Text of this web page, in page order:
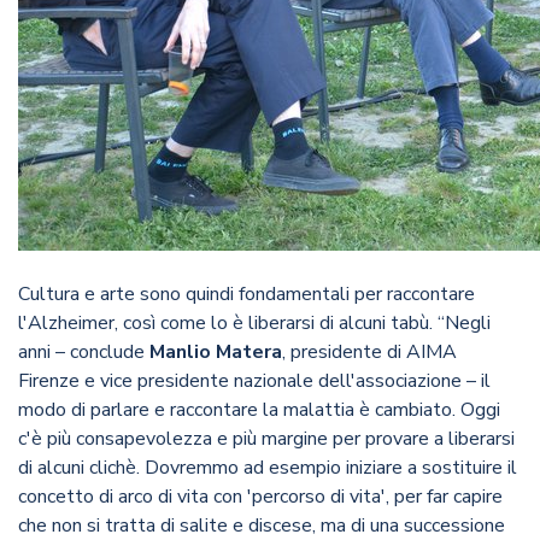
Cultura e arte sono quindi fondamentali per raccontare
l'Alzheimer, così come lo è liberarsi di alcuni tabù. “Negli
anni – conclude Manlio Matera, presidente di AIMA
Firenze e vice presidente nazionale dell'associazione – il
modo di parlare e raccontare la malattia è cambiato. Oggi
c'è più consapevolezza e più margine per provare a liberarsi
di alcuni clichè. Dovremmo ad esempio iniziare a sostituire il
concetto di arco di vita con 'percorso di vita', per far capire
che non si tratta di salite e discese, ma di una successione